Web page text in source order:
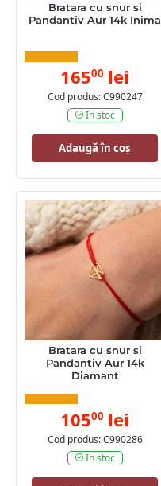
Bratara cu snur si
Pandantiv Aur 14k Inima
16500 lei
Cod produs: C990247
In stoc
Adaugă în coș
Bratara cu snur si
Pandantiv Aur 14k
Diamant
10500 lei
Cod produs: C990286
In stoc